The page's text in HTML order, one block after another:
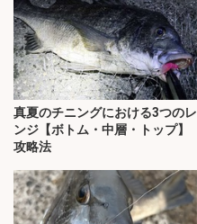
真夏のチニングにおける3つのレ
ンジ【ボトム・中層・トップ】
攻略法